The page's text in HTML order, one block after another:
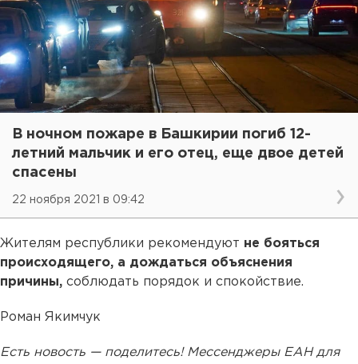
В ночном пожаре в Башкирии погиб 12-
летний мальчик и его отец, еще двое детей
спасены
22 ноября 2021 в 09:42
Жителям республики рекомендуют не бояться
происходящего, а дождаться объяснения
причины, соблюдать порядок и спокойствие.
Роман Якимчук
Есть новость — поделитесь! Мессенджеры ЕАН для